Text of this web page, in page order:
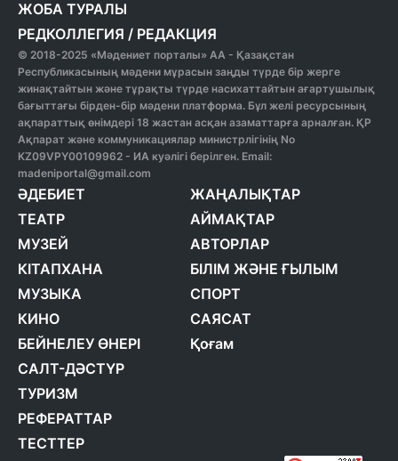
ЖОБА ТУРАЛЫ
РЕДКОЛЛЕГИЯ / РЕДАКЦИЯ
© 2018-2025 «Мәдениет порталы» АА - Қазақстан
Республикасының мәдени мұрасын заңды түрде бір жерге
жинақтайтын және тұрақты түрде насихаттайтын ағартушылық
бағыттағы бірден-бір мәдени платформа. Бұл желі ресурсының
ақпараттық өнімдері 18 жастан асқан азаматтарға арналған. ҚР
Ақпарат және коммуникациялар министрлігінің No
KZ09VPY00109962 - ИА куәлігі берілген. Email:
madeniportal@gmail.com
ӘДЕБИЕТ
ТЕАТР
МУЗЕЙ
КІТАПХАНА
МУЗЫКА
КИНО
БЕЙНЕЛЕУ ӨНЕРІ
САЛТ-ДӘСТҮР
ТУРИЗМ
РЕФЕРАТТАР
ТЕСТТЕР
ЖАҢАЛЫҚТАР
АЙМАҚТАР
АВТОРЛАР
БІЛІМ ЖӘНЕ ҒЫЛЫМ
СПОРТ
САЯСАТ
Қоғам